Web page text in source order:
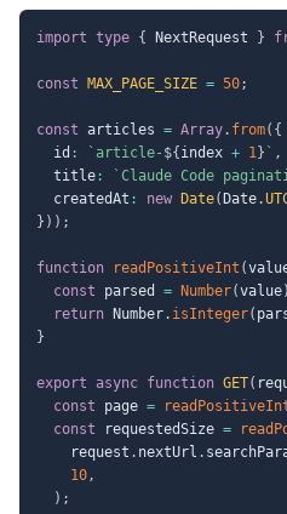
import type { NextRequest }
const MAX_PAGE_SIZE = 50;
const articles = Array. from( {
  id
: ` article- ${ index + 1} ` ,
  title
: ` Claude Code
  createdAt
: new Date( Date.
} ) ) ;
function readPositiveInt (
const parsed = Number(value)
return Number. isInteger(
}
export async function GET(
const page =
const requestedSize =
    request
. nextUrl .
10,
) ;